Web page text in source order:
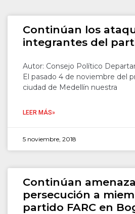
Continúan los
integrantes del
Autor: Consejo Político
El pasado 4 de noviembre del
ciudad de Medellín nuestra
LEER MÁS»
5 noviembre, 2018
Continúan
persecución a
partido FARC en